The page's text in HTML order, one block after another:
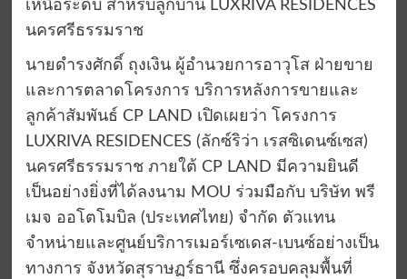
เหนือระดับ สำหรับลูกบ้าน LUXRIVA RESIDENCES
นครศรีธรรมราช
นายดำรงศักดิ์ ถุงเงิน ผู้อำนวยการอาวุโส ฝ่ายขาย
และการตลาดโครงการ บริการหลังการขายและ
ลูกค้าสัมพันธ์ CP LAND เปิดเผยว่า โครงการ
LUXRIVA RESIDENCES (ลักซ์ริว่า เรสซิเดนซ์เซส)
นครศรีธรรมราช ภายใต้ CP LAND มีความยินดี
เป็นอย่างยิ่งที่ได้ลงนาม MOU ร่วมมือกับ บริษัท พรี
เมจ ออโตโมบิล (ประเทศไทย) จำกัด ตัวแทน
จำหน่ายและศูนย์บริการเมอร์เซเดส-เบนซ์อย่างเป็น
ทางการ จังหวัดสุราษฏร์ธานี ซึ่งครอบคลุมพื้นที่